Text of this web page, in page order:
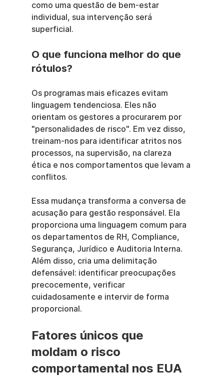
como uma questão de bem-estar
individual, sua intervenção será
superficial.
O que funciona melhor do que
rótulos?
Os programas mais eficazes evitam
linguagem tendenciosa. Eles não
orientam os gestores a procurarem por
"personalidades de risco". Em vez disso,
treinam-nos para identificar atritos nos
processos, na supervisão, na clareza
ética e nos comportamentos que levam a
conflitos.
Essa mudança transforma a conversa de
acusação para gestão responsável. Ela
proporciona uma linguagem comum para
os departamentos de RH, Compliance,
Segurança, Jurídico e Auditoria Interna.
Além disso, cria uma delimitação
defensável: identificar preocupações
precocemente, verificar
cuidadosamente e intervir de forma
proporcional.
Fatores únicos que
moldam o risco
comportamental nos EUA